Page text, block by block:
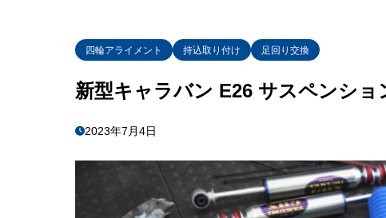
四輪アライメント 持込取り付け 足回り交換
新型キャラバン E26 サスペンショ
2023年7月4日